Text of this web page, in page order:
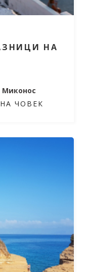
НА
Миконос
НА ЧОВЕК